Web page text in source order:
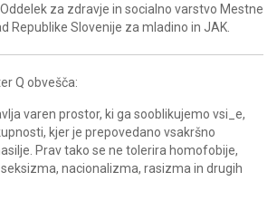
za zdravje in socialno varstvo Mestne
Republike Slovenije za mladino in JAK.
Q obvešča:
varen prostor, ki ga sooblikujemo vsi_e,
kjer je prepovedano vsakršno
Prav tako se ne tolerira homofobije,
nacionalizma, rasizma in drugih